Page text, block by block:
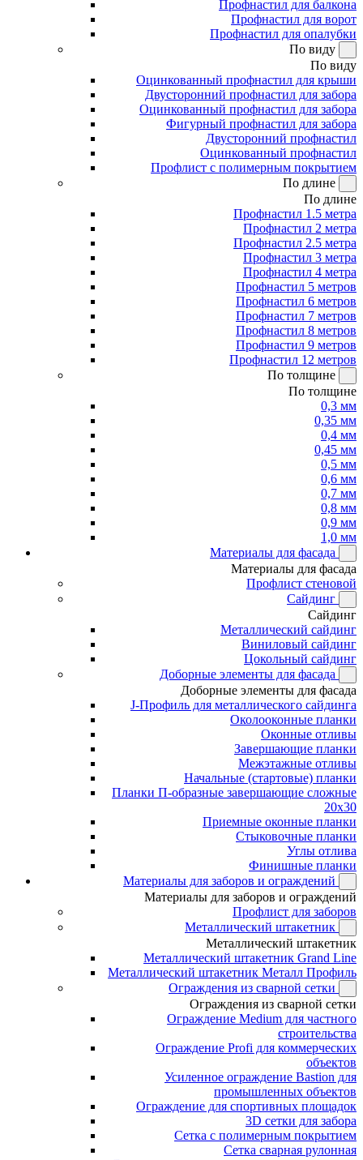
Профнастил для балкона
Профнастил для ворот
Профнастил для опалубки
По виду
По виду
Оцинкованный профнастил для крыши
Двусторонний профнастил для забора
Оцинкованный профнастил для забора
Фигурный профнастил для забора
Двусторонний профнастил
Оцинкованный профнастил
Профлист с полимерным покрытием
По длине
По длине
Профнастил 1.5 метра
Профнастил 2 метра
Профнастил 2.5 метра
Профнастил 3 метра
Профнастил 4 метра
Профнастил 5 метров
Профнастил 6 метров
Профнастил 7 метров
Профнастил 8 метров
Профнастил 9 метров
Профнастил 12 метров
По толщине
По толщине
0,3 мм
0,35 мм
0,4 мм
0,45 мм
0,5 мм
0,6 мм
0,7 мм
0,8 мм
0,9 мм
1,0 мм
Материалы для фасада
Материалы для фасада
Профлист стеновой
Сайдинг
Сайдинг
Металлический сайдинг
Виниловый сайдинг
Цокольный сайдинг
Доборные элементы для фасада
Доборные элементы для фасада
J-Профиль для металлического сайдинга
Околооконные планки
Оконные отливы
Завершающие планки
Межэтажные отливы
Начальные (стартовые) планки
Планки П-образные завершающие сложные
20x30
Приемные оконные планки
Стыковочные планки
Углы отлива
Финишные планки
Материалы для заборов и ограждений
Материалы для заборов и ограждений
Профлист для заборов
Металлический штакетник
Металлический штакетник
Металлический штакетник Grand Line
Металлический штакетник Металл Профиль
Ограждения из сварной сетки
Ограждения из сварной сетки
Ограждение Medium для частного
строительства
Ограждение Profi для коммерческих
объектов
Усиленное ограждение Bastion для
промышленных объектов
Ограждение для спортивных площадок
3D сетки для забора
Сетка с полимерным покрытием
Сетка сварная рулонная